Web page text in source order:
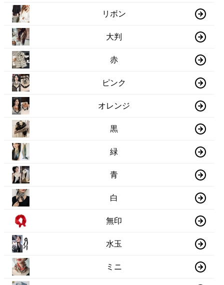
リボン
大判
赤
ピンク
オレンジ
黒
緑
青
白
無印
水玉
ミニ